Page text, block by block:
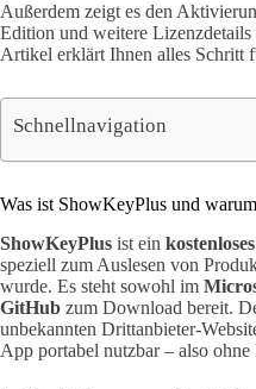
Außerdem zeigt es den
Edition und weitere
Artikel erklärt Ihnen alles Schritt
Schnellnavigation
Was ist ShowKeyPlus und
ShowKeyPlus ist ein
speziell zum Auslesen von
wurde. Es steht sowohl im
GitHub zum Download bereit.
unbekannten Drittanbieter-
App portabel nutzbar – also ohne